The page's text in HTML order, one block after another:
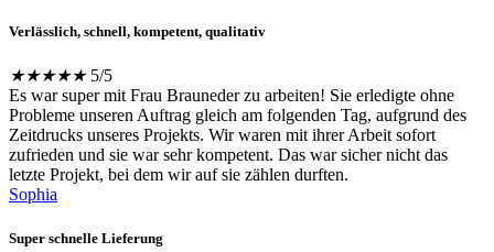
Verlässlich, schnell, kompetent, qualitativ
★★★★★ 5/5
Es war super mit Frau Brauneder zu arbeiten! Sie erledigte ohne
Probleme unseren Auftrag gleich am folgenden Tag, aufgrund des
Zeitdrucks unseres Projekts. Wir waren mit ihrer Arbeit sofort
zufrieden und sie war sehr kompetent. Das war sicher nicht das
letzte Projekt, bei dem wir auf sie zählen durften.
Sophia
Super schnelle Lieferung